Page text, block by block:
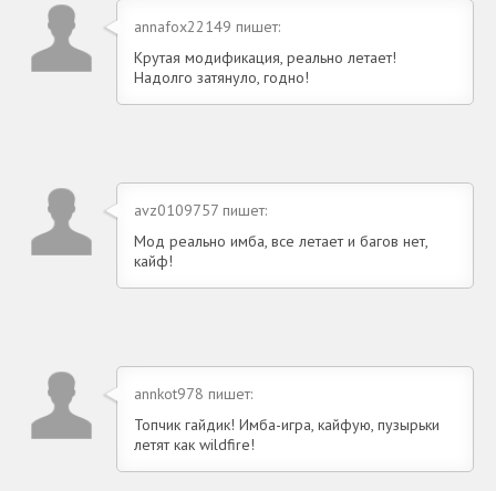
annafox22149 пишет:
Крутая модификация, реально летает!
Надолго затянуло, годно!
avz0109757 пишет:
Мод реально имба, все летает и багов нет,
кайф!
annkot978 пишет:
Топчик гайдик! Имба-игра, кайфую, пузырьки
летят как wildfire!